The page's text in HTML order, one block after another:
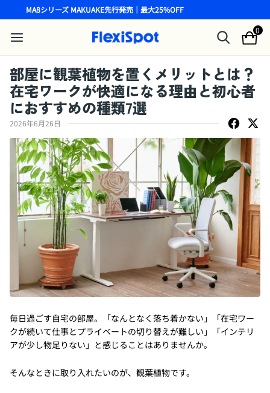
MA8シリーズ MAKUAKE先行発売｜最大25%OFF
0
部屋に観葉植物を置くメリットとは？
在宅ワークが快適になる理由と初心者
におすすめの種類7選
2026年6月26日
毎日過ごす自宅の部屋。「なんとなく落ち着かない」「在宅ワー
クが続いて仕事とプライベートの切り替えが難しい」「インテリ
アが少し物足りない」と感じることはありませんか。
そんなときに取り入れたいのが、観葉植物です。